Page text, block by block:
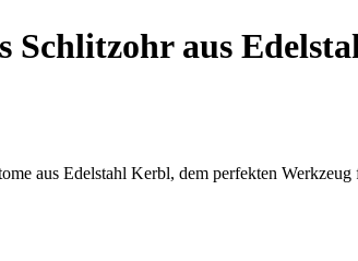
Schlitzohr aus
aus Edelstahl Kerbl, dem perfekten